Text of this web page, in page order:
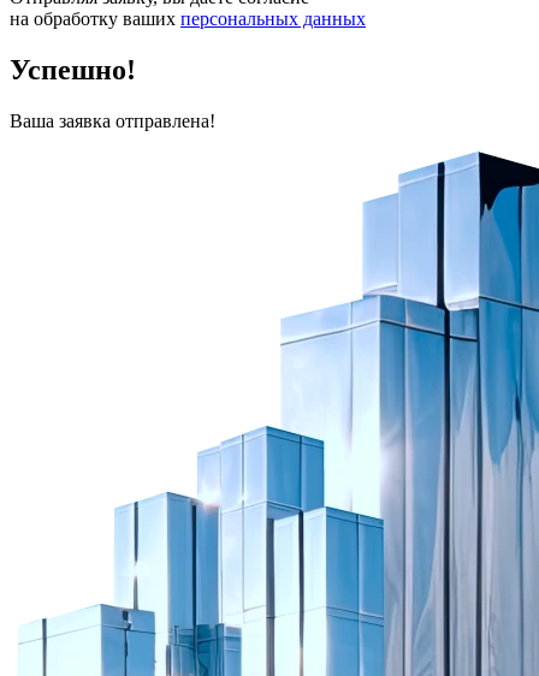
на обработку ваших персональных данных
Успешно!
Ваша заявка отправлена!